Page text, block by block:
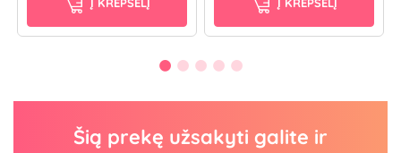
Į KREPŠELĮ Į KREPŠELĮ
Šią prekę užsakyti galite ir